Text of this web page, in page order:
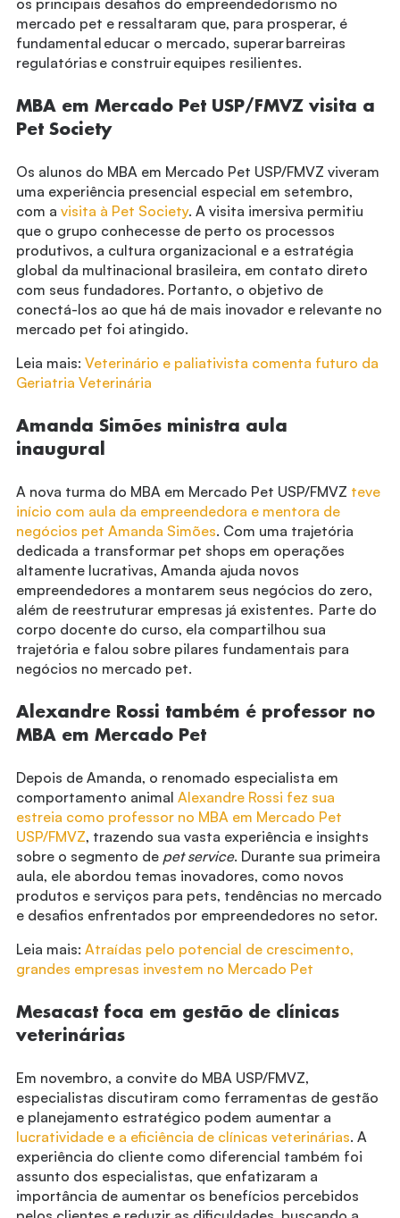
os principais desafios do empreendedorismo no
mercado pet e ressaltaram que, para prosperar, é
fundamental educar o mercado, superar barreiras
regulatórias e construir equipes resilientes.
MBA em Mercado Pet USP/FMVZ visita a
Pet Society
Os alunos do MBA em Mercado Pet USP/FMVZ viveram
uma experiência presencial especial em setembro,
com a visita à Pet Society. A visita imersiva permitiu
que o grupo conhecesse de perto os processos
produtivos, a cultura organizacional e a estratégia
global da multinacional brasileira, em contato direto
com seus fundadores. Portanto, o objetivo de
conectá-los ao que há de mais inovador e relevante no
mercado pet foi atingido.
Leia mais: Veterinário e paliativista comenta futuro da
Geriatria Veterinária
Amanda Simões ministra aula
inaugural
A nova turma do MBA em Mercado Pet USP/FMVZ teve
início com aula da empreendedora e mentora de
negócios pet Amanda Simões. Com uma trajetória
dedicada a transformar pet shops em operações
altamente lucrativas, Amanda ajuda novos
empreendedores a montarem seus negócios do zero,
além de reestruturar empresas já existentes. Parte do
corpo docente do curso, ela compartilhou sua
trajetória e falou sobre pilares fundamentais para
negócios no mercado pet.
Alexandre Rossi também é professor no
MBA em Mercado Pet
Depois de Amanda, o renomado especialista em
comportamento animal Alexandre Rossi fez sua
estreia como professor no MBA em Mercado Pet
USP/FMVZ, trazendo sua vasta experiência e insights
sobre o segmento de pet service. Durante sua primeira
aula, ele abordou temas inovadores, como novos
produtos e serviços para pets, tendências no mercado
e desafios enfrentados por empreendedores no setor.
Leia mais: Atraídas pelo potencial de crescimento,
grandes empresas investem no Mercado Pet
Mesacast foca em gestão de clínicas
veterinárias
Em novembro, a convite do MBA USP/FMVZ,
especialistas discutiram como ferramentas de gestão
e planejamento estratégico podem aumentar a
lucratividade e a eficiência de clínicas veterinárias. A
experiência do cliente como diferencial também foi
assunto dos especialistas, que enfatizaram a
importância de aumentar os benefícios percebidos